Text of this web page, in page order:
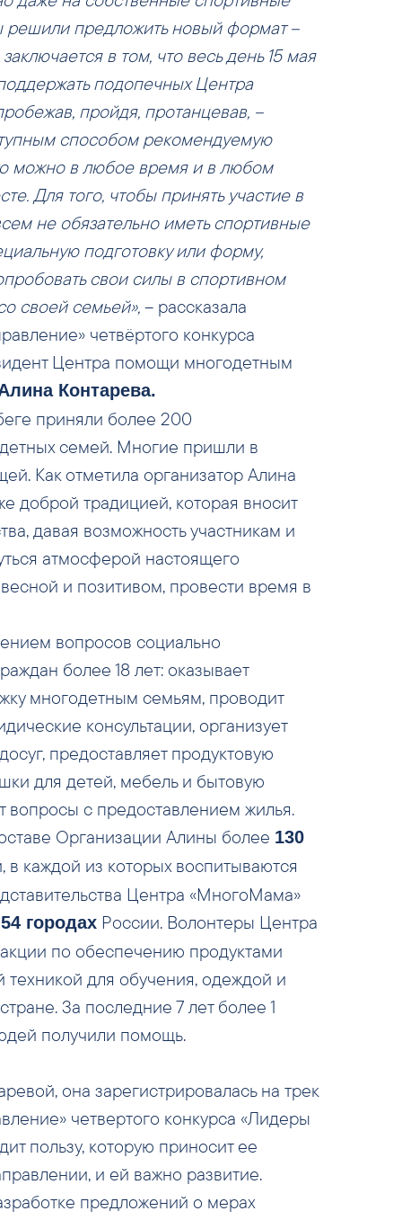
решили предложить новый формат –
в том, что весь день 15 мая
подопечных Центра
пройдя, протанцевав, –
способом рекомендуемую
можно в любое время и в любом
Для того, чтобы принять участие в
не обязательно иметь спортивные
подготовку или форму,
свои силы в спортивном
своей семьей», – рассказала
четвёртого конкурса
Центра помощи многодетным
Контарева.
приняли более 200
семей. Многие пришли в
Как отметила организатор Алина
доброй традицией, которая вносит
давая возможность участникам и
атмосферой настоящего
и позитивом, провести время в
вопросов социально
более 18 лет: оказывает
многодетным семьям, проводит
консультации, организует
предоставляет продуктовую
для детей, мебель и бытовую
вопросы с предоставлением жилья.
Организации Алины более 130
каждой из которых воспитываются
Центра «МногоМама»
54 городах России. Волонтеры Центра
по обеспечению продуктами
техникой для обучения, одеждой и
За последние 7 лет более 1
получили помощь.
она зарегистрировалась на трек
четвертого конкурса «Лидеры
пользу, которую приносит ее
и ей важно развитие.
предложений о мерах